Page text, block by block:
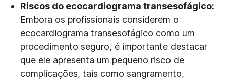
Riscos do ecocardiograma transesofágico:
Embora os profissionais considerem o
ecocardiograma transesofágico como um
procedimento seguro, é importante destacar
que ele apresenta um pequeno risco de
complicações, tais como sangramento,